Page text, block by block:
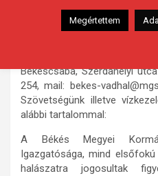
2011.09.01. morneo.it
Békéscsaba, Szerdahelyi
254, mail: bekes-
Szövetségünk illetve
alábbi tartalommal:
A Békés Megyei
Igazgatósága, mind
halászatra jogosultak
Megértettem